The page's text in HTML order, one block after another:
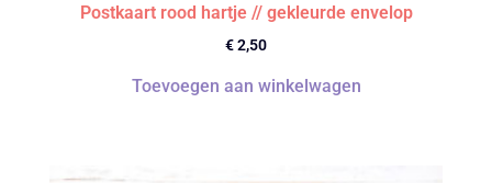
Postkaart rood hartje // gekleurde envelop
€2,50
Toevoegen aan winkelwagen